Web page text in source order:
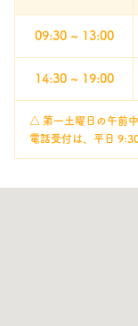
09:30 ~ 13:00
14:30 ~ 19:00
△ 第一土曜日の午前中
電話受付は、平日